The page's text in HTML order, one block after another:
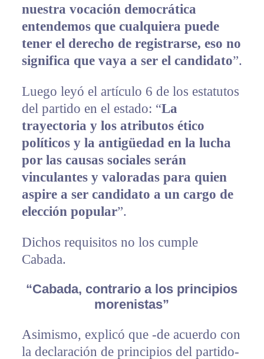
nuestra vocación democrática
entendemos que cualquiera puede
tener el derecho de registrarse, eso no
significa que vaya a ser el candidato”.
Luego leyó el artículo 6 de los estatutos
del partido en el estado: “La
trayectoria y los atributos ético
políticos y la antigüedad en la lucha
por las causas sociales serán
vinculantes y valoradas para quien
aspire a ser candidato a un cargo de
elección popular”.
Dichos requisitos no los cumple
Cabada.
“Cabada, contrario a los principios
morenistas”
Asimismo, explicó que -de acuerdo con
la declaración de principios del partido-